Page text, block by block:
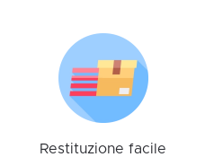
Restituzione facile